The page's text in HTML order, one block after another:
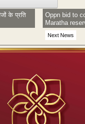
के प्रति
Next News
Oppn bid to
Maratha